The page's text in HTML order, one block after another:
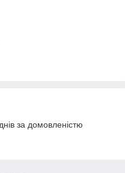
за домовленістю